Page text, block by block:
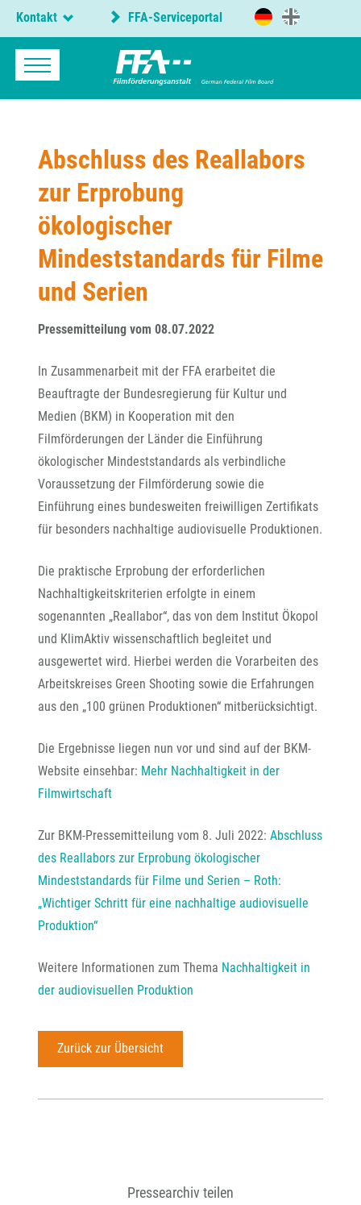
Kontakt FFA-Serviceportal
Abschluss des Reallabors
zur Erprobung
ökologischer
Mindeststandards für Filme
und Serien
Pressemitteilung vom 08.07.2022
In Zusammenarbeit mit der FFA erarbeitet die
Beauftragte der Bundesregierung für Kultur und
Medien (BKM) in Kooperation mit den
Filmförderungen der Länder die Einführung
ökologischer Mindeststandards als verbindliche
Voraussetzung der Filmförderung sowie die
Einführung eines bundesweiten freiwilligen Zertifikats
für besonders nachhaltige audiovisuelle Produktionen.
Die praktische Erprobung der erforderlichen
Nachhaltigkeitskriterien erfolgte in einem
sogenannten „Reallabor“, das von dem Institut Ökopol
und KlimAktiv wissenschaftlich begleitet und
ausgewertet wird. Hierbei werden die Vorarbeiten des
Arbeitskreises Green Shooting sowie die Erfahrungen
aus den „100 grünen Produktionen“ mitberücksichtigt.
Die Ergebnisse liegen nun vor und sind auf der BKM-
Website einsehbar: Mehr Nachhaltigkeit in der
Filmwirtschaft
Zur BKM-Pressemitteilung vom 8. Juli 2022: Abschluss
des Reallabors zur Erprobung ökologischer
Mindeststandards für Filme und Serien – Roth:
„Wichtiger Schritt für eine nachhaltige audiovisuelle
Produktion“
Weitere Informationen zum Thema Nachhaltigkeit in
der audiovisuellen Produktion
Zurück zur Übersicht
Pressearchiv teilen